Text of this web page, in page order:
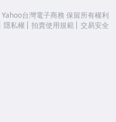
Yahoo台灣電子商務 保留所有權利
隱私權 拍賣使用規範 交易安全